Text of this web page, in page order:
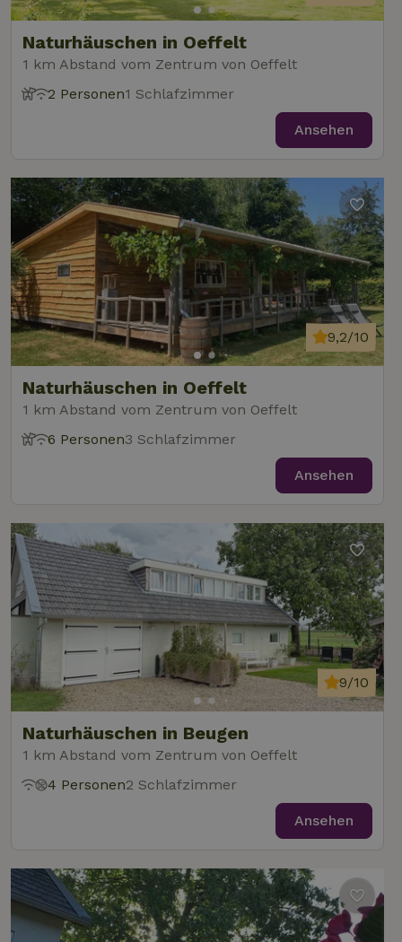
Naturhäuschen in Oeffelt
1 km Abstand vom Zentrum von Oeffelt
2 Personen1 Schlafzimmer
Ansehen
Naturhäuschen in Oeffelt
1 km Abstand vom Zentrum von Oeffelt
9,2/10
6 Personen3 Schlafzimmer
Ansehen
Naturhäuschen in Beugen
1 km Abstand vom Zentrum von Oeffelt
9/10
4 Personen2 Schlafzimmer
Ansehen